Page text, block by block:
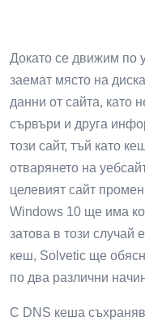
Докато се движим по
заемат място на
данни от сайта, като
сървъри и друга
този сайт, тъй като
отварянето на
целевият сайт
Windows 10 ще има
затова в този случай
кеш, Solvetic ще
по два различни
С DNS кеша